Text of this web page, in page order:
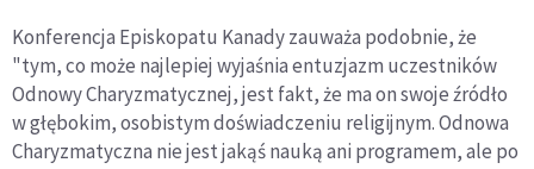
Konferencja Episkopatu Kanady zauważa podobnie, że
"tym, co może najlepiej wyjaśnia entuzjazm uczestników
Odnowy Charyzmatycznej, jest fakt, że ma on swoje źródło
w głębokim, osobistym doświadczeniu religijnym. Odnowa
Charyzmatyczna nie jest jakąś nauką ani programem, ale po